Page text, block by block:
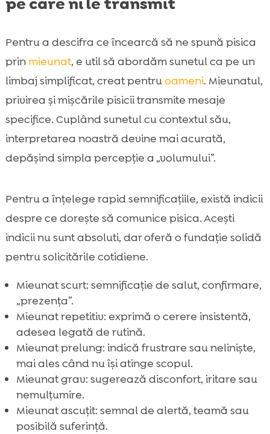
Pentru a descifra ce încearcă să ne spună pisica
prinmieunat, e util să abordăm sunetul ca pe un
limbaj simplificat, creat pentruoameni. Mieunatul,
privirea și mișcările pisicii transmite mesaje
specifice. Cuplând sunetul cu contextul său,
interpretarea noastră devine mai acurată,
depășind simpla percepție a „volumului”.
Pentru a înțelege rapid semnificațiile, există indicii
despre ce dorește să comunice pisica. Acești
indicii nu sunt absoluti, dar oferă o fundație solidă
pentru solicitările cotidiene.
Mieunat scurt: semnificație de salut, confirmare,
„prezența”.
Mieunat repetitiv: exprimă o cerere insistentă,
adesea legată de rutină.
Mieunat prelung: indică frustrare sau neliniște,
mai ales când nu își atinge scopul.
Mieunat grav: sugerează disconfort, iritare sau
nemulțumire.
Mieunat ascuțit: semnal de alertă, teamă sau
posibilă suferință.